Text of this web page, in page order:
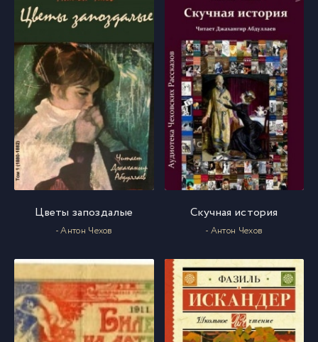
Цветы запоздалые
- Антон Чехов
Скучная история
- Антон Чехов